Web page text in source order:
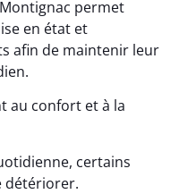
permet
en état et
afin de maintenir leur
au confort et à la
certains
détériorer.